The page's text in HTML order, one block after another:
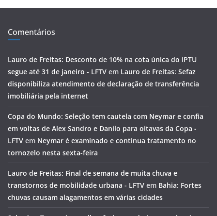
Comentários
Lauro de Freitas: Desconto de 10% na cota única do IPTU
segue até 31 de janeiro - LFTV em Lauro de Freitas: Sefaz
disponibiliza atendimento de declaração de transferência
imobiliária pela internet
Copa do Mundo: Seleção tem cautela com Neymar e confia
em voltas de Alex Sandro e Danilo para oitavas da Copa -
LFTV em Neymar é examinado e continua tratamento no
tornozelo nesta sexta-feira
Lauro de Freitas: Final de semana de muita chuva e
transtornos de mobilidade urbana - LFTV em Bahia: Fortes
chuvas causam alagamentos em várias cidades